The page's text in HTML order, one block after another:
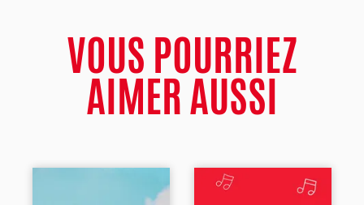
VOUS POURRIEZ
AIMER AUSSI